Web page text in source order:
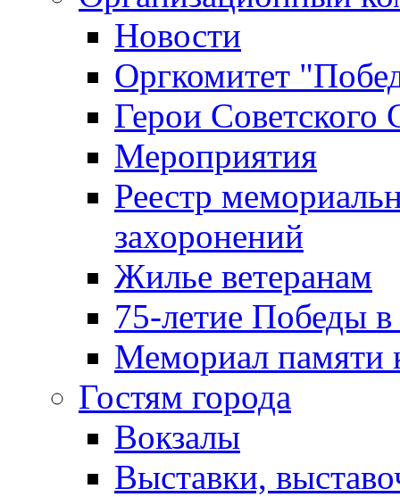
Новости
Оргкомитет
Герои Советского
Мероприятия
Реестр
захоронений
Жилье ветеранам
75-летие Победы
Мемориал памяти
Гостям города
Вокзалы
Выставки,